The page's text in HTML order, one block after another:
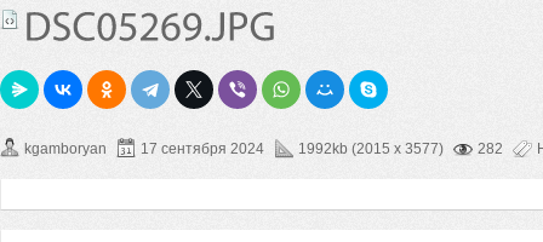
kgamboryan 17 сентября 2024 1992kb (2015 x 3577) 282